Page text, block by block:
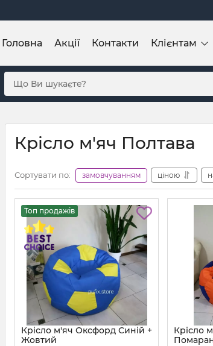
Головна Акції Контакти Клієнтам
Крісло м'яч Полтава
Сортувати по: замовчуванням ціною
Топ продажів
Крісло м'яч Оксфорд Синій +
Жовтий
Крісло